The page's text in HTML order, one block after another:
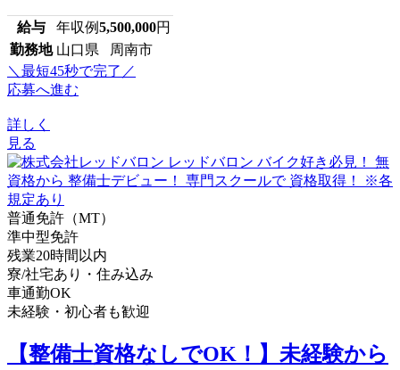
給与 年収例5,500,000円
勤務地 山口県 周南市
＼最短45秒で完了／
応募へ進む
詳しく
見る
普通免許（MT）
準中型免許
残業20時間以内
寮/社宅あり・住み込み
車通勤OK
未経験・初心者も歓迎
【整備士資格なしでOK！】未経験から